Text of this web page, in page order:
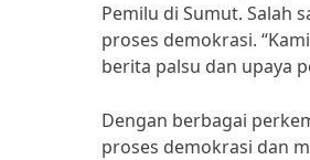
Pemilu di Sumut. Salah
proses demokrasi.
berita palsu dan upaya
Dengan berbagai
proses demokrasi dan